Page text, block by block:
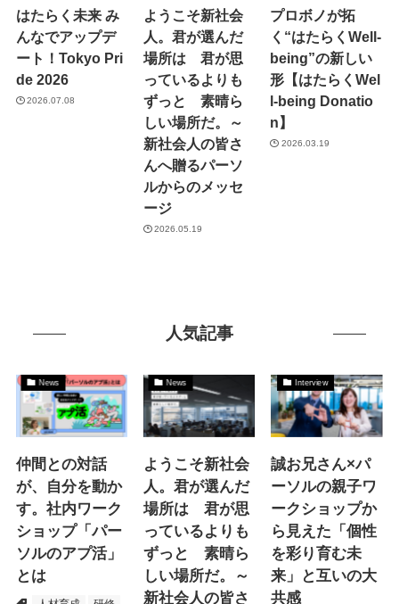
はたらく未来 み
んなでアップデ
ート！Tokyo Pri
de 2026
2026.07.08
ようこそ新社会
人。君が選んだ
場所は 君が思
っているよりも
ずっと 素晴ら
しい場所だ。～
新社会人の皆さ
んへ贈るパーソ
ルからのメッセ
ージ
2026.05.19
プロボノが拓
く“はたらくWell-
being”の新しい
形【はたらくWel
l-being Donatio
n】
2026.03.19
人気記事
News
仲間との対話
が、自分を動か
す。社内ワーク
ショップ「パー
ソルのアプ活」
とは
News
ようこそ新社会
人。君が選んだ
場所は 君が思
っているよりも
ずっと 素晴ら
しい場所だ。～
新社会人の皆さ
Interview
誠お兄さん×パ
ーソルの親子ワ
ークショップか
ら見えた「個性
を彩り育む未
来」と互いの大
共感